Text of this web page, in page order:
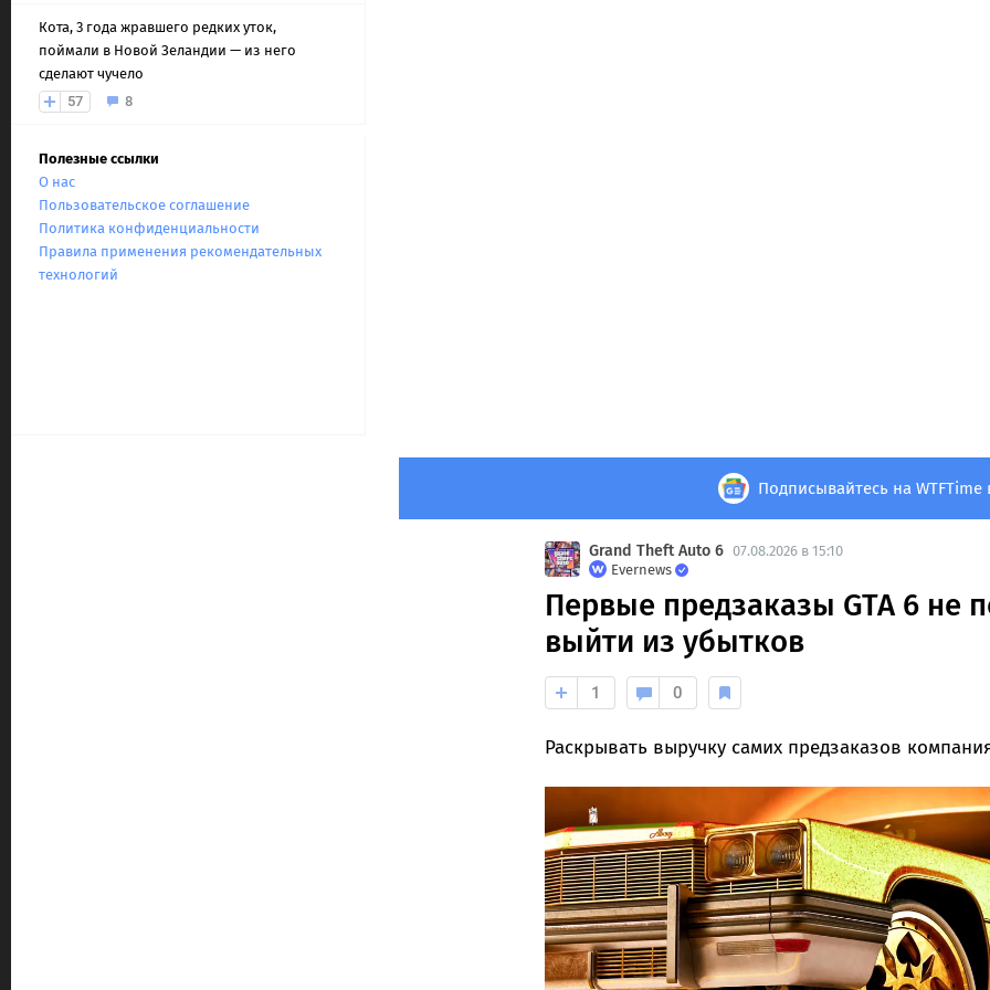
Кота, 3 года жравшего редких уток,
поймали в Новой Зеландии — из него
сделают чучело
57
8
Полезные ссылки
О нас
Пользовательское соглашение
Политика конфиденциальности
Правила применения рекомендательных
технологий
Подписывайтесь на WTFTime
Grand Theft Auto 6 07.08.2026 в 15:10
Evernews
Первые предзаказы GTA 6 не
выйти из убытков
1 0
Раскрывать выручку самих предзаказов